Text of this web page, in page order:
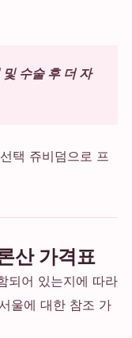
수술 후 더 자
택 쥬비덤으로 프
산 가격표
되어 있는지에 따라
울에 대한 참조 가